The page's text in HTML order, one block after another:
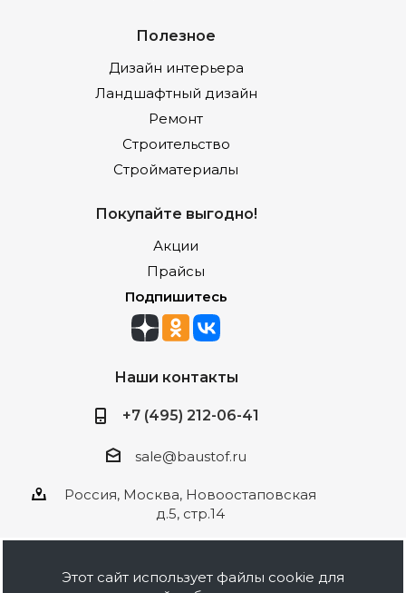
Полезное
Дизайн интерьера
Ландшафтный дизайн
Ремонт
Строительство
Стройматериалы
Покупайте выгодно!
Акции
Прайсы
Подпишитесь
Наши контакты
+7 (495) 212-06-41
sale@baustof.ru
Россия, Москва, Новоостаповская
д.5, стр.14
Этот сайт использует файлы cookie для